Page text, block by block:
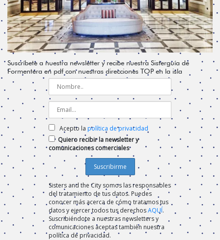
Suscríbete a nuestra newsletter y recibe nuestra Sisterguía de
Formentera en pdf con nuestras direcciones TOP en la isla
Acepto la política de privacidad
Quiero recibir la newsletter y
comunicaciones comerciales
Sisters and the City somos las responsables
del tratamiento de tus datos. Puedes
conocer más acerca de cómo tratamos tus
datos y ejercer todos tus derechosAQUÍ.
Suscribiéndote a nuestras newsletters y
comunicaciones aceptas también nuestra
política de privacidad.